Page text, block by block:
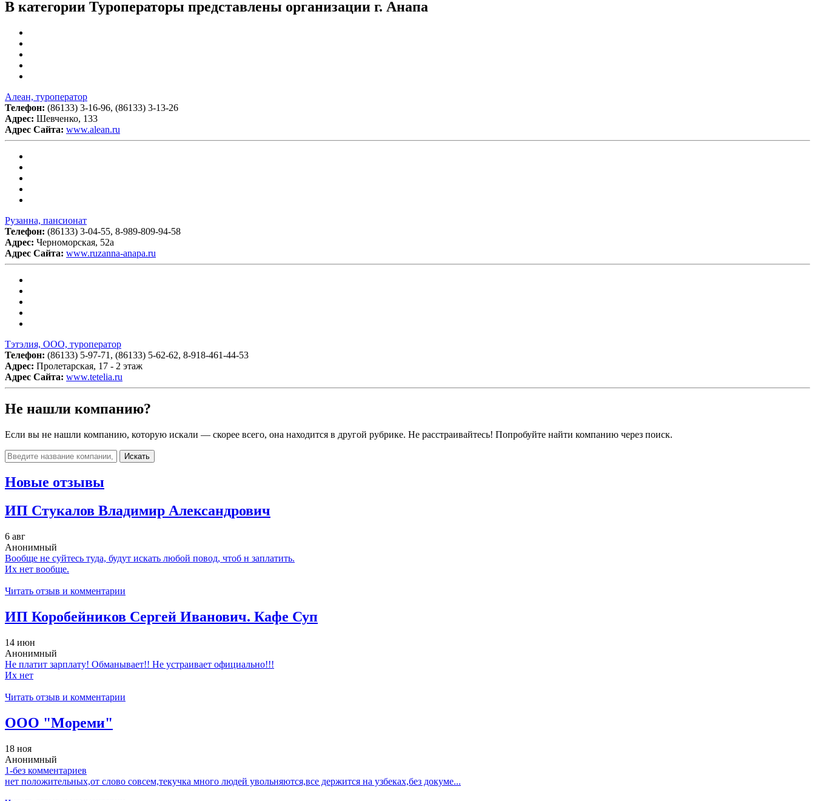
В категории Туроператоры представлены организации г. Анапа
Алеан, туроператор
Телефон: (86133) 3-16-96, (86133) 3-13-26
Адрес: Шевченко, 133
Адрес Сайта: www.alean.ru
Рузанна, пансионат
Телефон: (86133) 3-04-55, 8-989-809-94-58
Адрес: Черноморская, 52а
Адрес Сайта: www.ruzanna-anapa.ru
Тэтэлия, ООО, туроператор
Телефон: (86133) 5-97-71, (86133) 5-62-62, 8-918-461-44-53
Адрес: Пролетарская, 17 - 2 этаж
Адрес Сайта: www.tetelia.ru
Не нашли компанию?
Если вы не нашли компанию, которую искали — скорее всего, она находится в другой рубрике. Не расстраивайтесь! Попробуйте найти компанию через поиск.
Искать
Новые отзывы
ИП Стукалов Владимир Александрович
6 авг
Анонимный
Вообще не суйтесь туда, будут искать любой повод, чтоб н заплатить.
Их нет вообще.
Читать отзыв и комментарии
ИП Коробейников Сергей Иванович. Кафе Суп
14 июн
Анонимный
Не платит зарплату! Обманывает!! Не устраивает официально!!!
Их нет
Читать отзыв и комментарии
ООО "Мореми"
18 ноя
Анонимный
1-без комментариев
нет положительных,от слово совсем,текучка много людей увольняются,все держится на узбеках,без докуме...